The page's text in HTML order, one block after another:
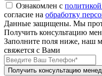
Ознакомлен с
согласие на обработку
Данные защищены. Мы
Получить консультацию
Заполните поля ниже, наш
свяжется с Вами
Получить консультацию